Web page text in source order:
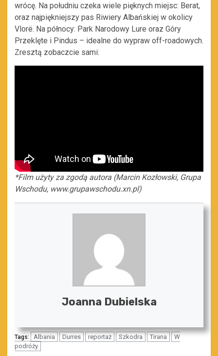
wrócę. Na południu czeka wiele pięknych miejsc: Berat,
oraz najpiękniejszy pas Riwiery Albańskiej w okolicy
Vlorë. Na północy: Park Narodowy Lure oraz Góry
Przeklęte i Pindus – idealne do wypraw off-roadowych.
Zresztą zobaczcie sami:
*Film użyty za zgodą autora (Marcin Kozłowski, Grupa
Wschodu, www.grupawschodu.xn.pl)
Joanna Dubielska
Tags: Albania Durres reportaż Szkodra Tirana
W
podróży